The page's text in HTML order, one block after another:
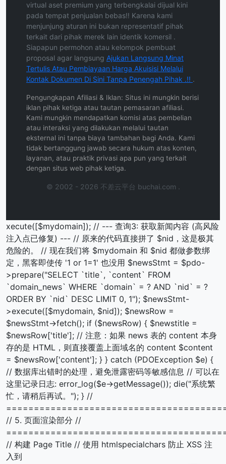
virtual aset premium yang terbengkalai dijual kini
pada tempat penjualan bebas!! Karena kami
menjunjung aturan ini bukan representatif pihak
terkait dari pihak merek lain identik komersil .
Siapapun permohon atau kelompok pembuat
proposal agar langsung Ajukan Langsung Minat
Tertulis Atau Pembiayaan Harga Akuisisi Melalui
Kontak Dokumen Di Sini Tanpa Penengah Pihak .!! .
Pengungkapan Afiliasi & Iklan: Situs ini mungkin berisi
iklan pihak ketiga atau tautan pemasaran afiliasi.
Kami mungkin mendapatkan komisi atas pembelian
atau interaksi yang dilakukan melalui tautan
eksternal ini tanpa biaya tambahan bagi Anda. Kami
tidak bertanggung jawab secara hukum atas konten,
layanan, atau praktik privasi apa pun yang terkait
dengan situs web pihak ketiga.
© 2002 - 2026 不差云平台 buchai.com .
xecute([$mydomain]); // --- 查询3: 获取新闻内容 (高风险
注入点已修复) --- // 原来的代码直接拼了 $nid，这是极其
危险的。 // 现在我们将 $mydomain 和 $nid 都做参数绑
定，黑客即使传 '1 or 1=1' 也没用 $newsStmt = $pdo-
>prepare("SELECT `title`, `content` FROM
`domain_news` WHERE `domain` = ? AND `nid` = ?
ORDER BY `nid` DESC LIMIT 0, 1"); $newsStmt-
>execute([$mydomain, $nid]); $newsRow =
$newsStmt->fetch(); if ($newsRow) { $newstitle =
$newsRow['title']; // 注意：如果 news 表的 content 本身
存的是 HTML，则直接覆盖上面域名的 content $content
= $newsRow['content']; } } catch (PDOException $e) {
// 数据库出错时的处理，避免泄露密码等敏感信息 // 可以在
这里记录日志: error_log($e->getMessage()); die("系统繁
忙，请稍后再试。"); } //
// 5. 页面渲染部分 //
// 构建 Page Title // 使用 htmlspecialchars 防止 XSS 注
入到